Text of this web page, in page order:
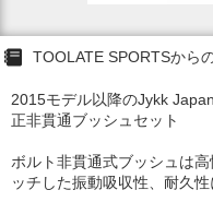
TOOLATE SPORTSから
2015モデル以降のJykk
正非貫通ブッシュセット
ボルト非貫通式ブッシュは
ッチした振動吸収性、耐久